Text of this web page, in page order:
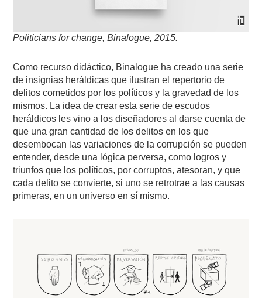
Politicians for change, Binalogue, 2015.
Como recurso didáctico, Binalogue ha creado una serie
de insignias heráldicas que ilustran el repertorio de
delitos cometidos por los políticos y la gravedad de los
mismos. La idea de crear esta serie de escudos
heráldicos les vino a los diseñadores al darse cuenta de
que una gran cantidad de los delitos en los que
desembocan las variaciones de la corrupción se pueden
entender, desde una lógica perversa, como logros y
triunfos que los políticos, por corruptos, atesoran, y que
cada delito se convierte, si uno se retrotrae a las causas
primeras, en un universo en sí mismo.